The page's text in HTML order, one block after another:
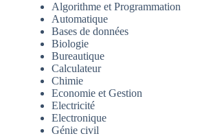
Algorithme et Programmation
Automatique
Bases de données
Biologie
Bureautique
Calculateur
Chimie
Economie et Gestion
Electricité
Electronique
Génie civil